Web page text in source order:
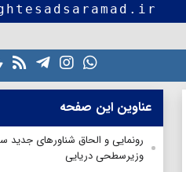
عناوین این صفحه
رونمایی و الحاق شناورهای
وزیرسطحی دریایی